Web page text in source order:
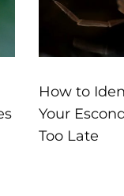
How to
Your
Too Late